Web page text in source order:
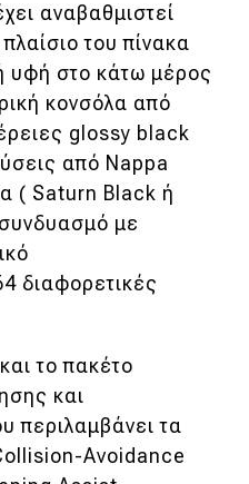
αναβαθμιστεί
του πίνακα
υφή στο κάτω μέρος
κονσόλα από
glossy black
από Nappa
( Saturn Black ή
με
διαφορετικές
το πακέτο
και
περιλαμβάνει τα
Avoidance